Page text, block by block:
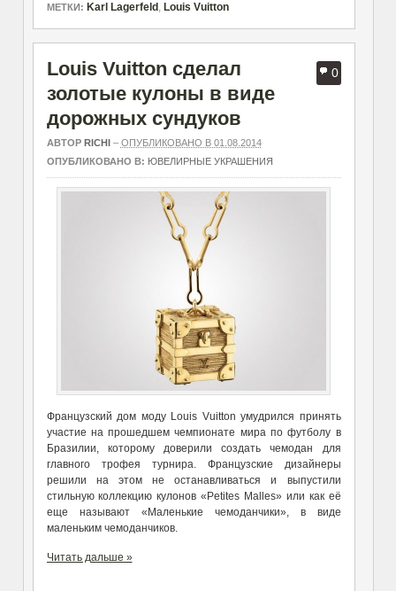
МЕТКИ: Karl Lagerfeld , Louis Vuitton
0
Louis Vuitton сделал
золотые кулоны в виде
дорожных сундуков
АВТОР RICHI – ОПУБЛИКОВАНО В 01.08.2014
ОПУБЛИКОВАНО В: ЮВЕЛИРНЫЕ УКРАШЕНИЯ
Французский дом моду Louis Vuitton умудрился принять
участие на прошедшем чемпионате мира по футболу в
Бразилии, которому доверили создать чемодан для
главного трофея турнира. Французские дизайнеры
решили на этом не останавливаться и выпустили
стильную коллекцию кулонов «Petites Malles» или как её
еще называют «Маленькие чемоданчики», в виде
маленьким чемоданчиков.
Читать дальше »